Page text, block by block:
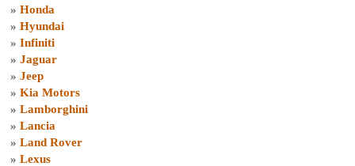
» Honda
» Hyundai
» Infiniti
» Jaguar
» Jeep
» Kia Motors
» Lamborghini
» Lancia
» Land Rover
» Lexus